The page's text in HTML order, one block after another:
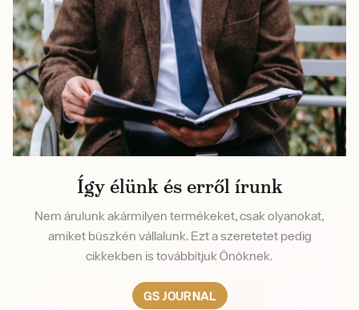
Így élünk és erről írunk
Nem árulunk akármilyen termékeket, csak olyanokat,
amiket büszkén vállalunk. Ezt a szeretetet pedig
cikkekben is továbbítjuk Önöknek.
GS JOURNAL